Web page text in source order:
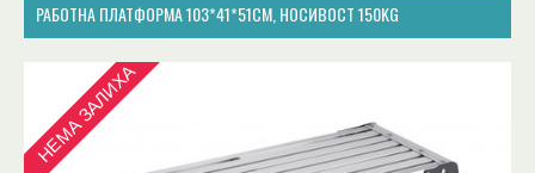
РАБОТНА ПЛАТФОРМА 103*41*51CM, НОСИВОСТ 150KG
НЕМА ЗАЛИХА